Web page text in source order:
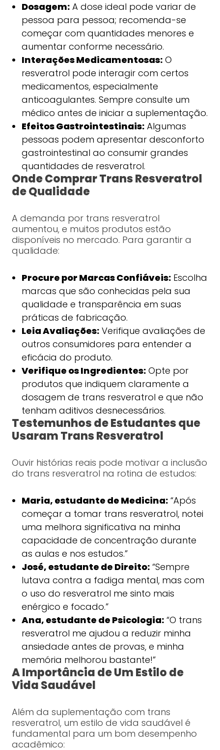
Dosagem:A dose ideal pode variar de
pessoa para pessoa; recomenda-se
começar com quantidades menores e
aumentar conforme necessário.
Interações Medicamentosas:O
resveratrol pode interagir com certos
medicamentos, especialmente
anticoagulantes. Sempre consulte um
médico antes de iniciar a suplementação.
Efeitos Gastrointestinais:Algumas
pessoas podem apresentar desconforto
gastrointestinal ao consumir grandes
quantidades de resveratrol.
Onde Comprar Trans Resveratrol
de Qualidade
A demanda por trans resveratrol
aumentou, e muitos produtos estão
disponíveis no mercado. Para garantir a
qualidade:
Procure por Marcas Confiáveis:Escolha
marcas que são conhecidas pela sua
qualidade e transparência em suas
práticas de fabricação.
Leia Avaliações:Verifique avaliações de
outros consumidores para entender a
eficácia do produto.
Verifique os Ingredientes:Opte por
produtos que indiquem claramente a
dosagem de trans resveratrol e que não
tenham aditivos desnecessários.
Testemunhos de Estudantes que
Usaram Trans Resveratrol
Ouvir histórias reais pode motivar a inclusão
do trans resveratrol na rotina de estudos:
Maria, estudante de Medicina:“Após
começar a tomar trans resveratrol, notei
uma melhora significativa na minha
capacidade de concentração durante
as aulas e nos estudos.”
José, estudante de Direito:“Sempre
lutava contra a fadiga mental, mas com
o uso do resveratrol me sinto mais
enérgico e focado.”
Ana, estudante de Psicologia:“O trans
resveratrol me ajudou a reduzir minha
ansiedade antes de provas, e minha
memória melhorou bastante!”
A Importância de Um Estilo de
Vida Saudável
Além da suplementação com trans
resveratrol, um estilo de vida saudável é
fundamental para um bom desempenho
acadêmico: